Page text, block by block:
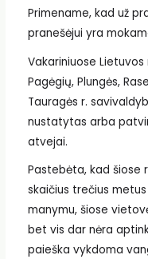
Primename, kad už
pranešėjui yra
Vakariniuose
Pagėgių, Plungės,
Tauragės r.
nustatytas arba
atvejai.
Pastebėta, kad šiose
skaičius trečius
manymu, šiose
bet vis dar nėra
paieška vykdoma